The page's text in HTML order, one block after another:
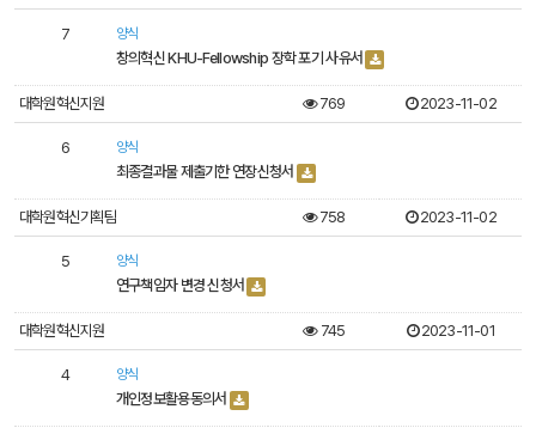
7 양식
창의혁신 KHU-Fellowship 장학 포기 사유서
대학원혁신지원 769 2023-11-02
6 양식
최종결과물 제출기한 연장신청서
대학원혁신기획팀 758 2023-11-02
5 양식
연구책임자 변경 신청서
대학원혁신지원 745 2023-11-01
4 양식
개인정보활용동의서